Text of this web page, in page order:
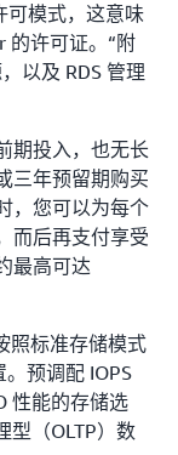
可模式，这意味
的许可证。“附
以及 RDS 管理
期投入，也无长
三年预留期购买
，您可以为每个
而后再支付享受
最高可达
照标准存储模式
预调配 IOPS
性能的存储选
型（OLTP）数